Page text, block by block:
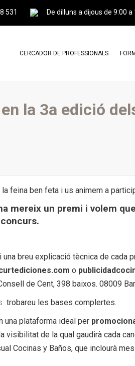
531 De dilluns a dijous de 9:00
CERCADOR DE PROFESSIONALS
CAMPUS
la 3a edició
feina ben feta i us animem a
mereix un premi i volem
una breu explicació tècnica de cada
o
de Cent, 398 baixos. 08009
trobareu les bases complertes.
una plataforma ideal per
de la qual gaudirà cada
Cocinas y Baños, que inclourà